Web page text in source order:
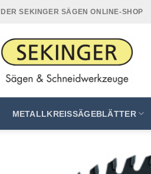
DER SEKINGER SÄGEN ONLINE-SHOP
METALLKREISSÄGEBLÄTTER